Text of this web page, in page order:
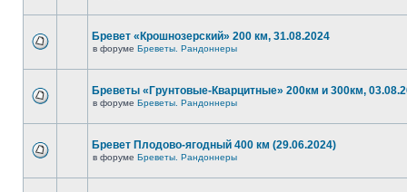
Бревет «Крошнозерский» 200 км, 31.08.2024
в форуме Бреветы. Рандоннеры
Бреветы «Грунтовые-Кварцитные» 200км и 300км,
в форуме Бреветы. Рандоннеры
Бревет Плодово-ягодный 400 км (29.06.2024)
в форуме Бреветы. Рандоннеры